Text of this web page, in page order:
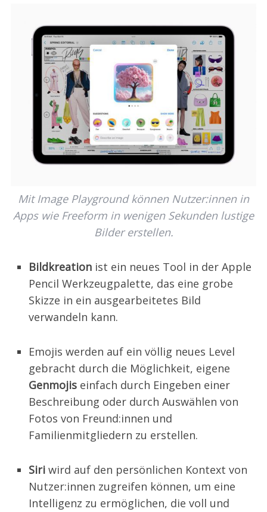
Mit Image Playground können Nutzer:innen in
Apps wie Freeform in wenigen Sekunden lustige
Bilder erstellen.
Bildkreationist ein neues Tool in der Apple
Pencil Werkzeugpalette, das eine grobe
Skizze in ein ausgearbeitetes Bild
verwandeln kann.
Emojis werden auf ein völlig neues Level
gebracht durch die Möglichkeit, eigene
Genmojiseinfach durch Eingeben einer
Beschreibung oder durch Auswählen von
Fotos von Freund:innen und
Familienmitgliedern zu erstellen.
Siriwird auf den persönlichen Kontext von
Nutzer:innen zugreifen können, um eine
Intelligenz zu ermöglichen, die voll und